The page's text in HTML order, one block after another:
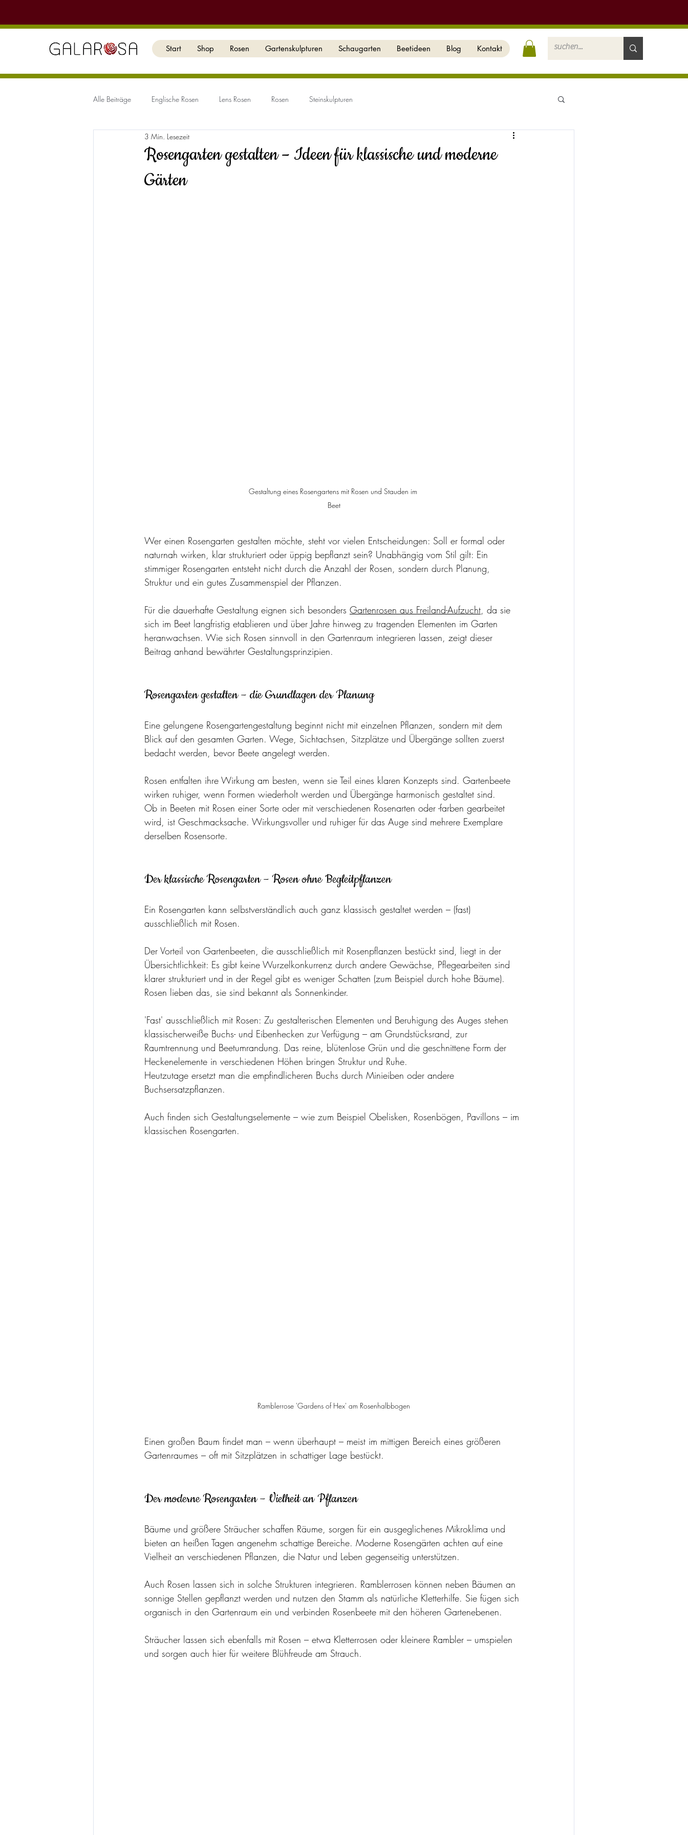
Start Shop Rosen Gartenskulpturen Schaugarten Beetideen Blog Kontakt
Alle Beiträge Englische Rosen Lens Rosen Rosen Steinskulpturen
Rosengarten gestalten – Ideen für klassische und moderne
Gärten
3 Min. Lesezeit
Gestaltung eines Rosengartens mit Rosen und Stauden im
Beet
Wer einen Rosengarten gestalten möchte, steht vor vielen Entscheidungen: Soll er formal oder
naturnah wirken, klar strukturiert oder üppig bepflanzt sein? Unabhängig vom Stil gilt: Ein
stimmiger Rosengarten entsteht nicht durch die Anzahl der Rosen, sondern durch Planung,
Struktur und ein gutes Zusammenspiel der Pflanzen.
Für die dauerhafte Gestaltung eignen sich besonders Gartenrosen aus Freiland-Aufzucht, da sie
sich im Beet langfristig etablieren und über Jahre hinweg zu tragenden Elementen im Garten
heranwachsen. Wie sich Rosen sinnvoll in den Gartenraum integrieren lassen, zeigt dieser
Beitrag anhand bewährter Gestaltungsprinzipien.
Rosengarten gestalten – die Grundlagen der Planung
Eine gelungene Rosengartengestaltung beginnt nicht mit einzelnen Pflanzen, sondern mit dem
Blick auf den gesamten Garten. Wege, Sichtachsen, Sitzplätze und Übergänge sollten zuerst
bedacht werden, bevor Beete angelegt werden.
Rosen entfalten ihre Wirkung am besten, wenn sie Teil eines klaren Konzepts sind. Gartenbeete
wirken ruhiger, wenn Formen wiederholt werden und Übergänge harmonisch gestaltet sind.
Ob in Beeten mit Rosen einer Sorte oder mit verschiedenen Rosenarten oder -farben gearbeitet
wird, ist Geschmacksache. Wirkungsvoller und ruhiger für das Auge sind mehrere Exemplare
derselben Rosensorte.
Der klassische Rosengarten – Rosen ohne Begleitpflanzen
Ein Rosengarten kann selbstverständlich auch ganz klassisch gestaltet werden – (fast)
ausschließlich mit Rosen.
Der Vorteil von Gartenbeeten, die ausschließlich mit Rosenpflanzen bestückt sind, liegt in der
Übersichtlichkeit: Es gibt keine Wurzelkonkurrenz durch andere Gewächse, Pflegearbeiten sind
klarer strukturiert und in der Regel gibt es weniger Schatten (zum Beispiel durch hohe Bäume).
Rosen lieben das, sie sind bekannt als Sonnenkinder.
'Fast' ausschließlich mit Rosen: Zu gestalterischen Elementen und Beruhigung des Auges stehen
klassischerweiße Buchs- und Eibenhecken zur Verfügung – am Grundstücksrand, zur
Raumtrennung und Beetumrandung. Das reine, blütenlose Grün und die geschnittene Form der
Heckenelemente in verschiedenen Höhen bringen Struktur und Ruhe.
Heutzutage ersetzt man die empfindlicheren Buchs durch Minieiben oder andere
Buchsersatzpflanzen.
Auch finden sich Gestaltungselemente – wie zum Beispiel Obelisken, Rosenbögen, Pavillons – im
klassischen Rosengarten.
Ramblerrose 'Gardens of Hex' am Rosenhalbbogen
Einen großen Baum findet man – wenn überhaupt – meist im mittigen Bereich eines größeren
Gartenraumes – oft mit Sitzplätzen in schattiger Lage bestückt.
Der moderne Rosengarten – Vielheit an Pflanzen
Bäume und größere Sträucher schaffen Räume, sorgen für ein ausgeglichenes Mikroklima und
bieten an heißen Tagen angenehm schattige Bereiche. Moderne Rosengärten achten auf eine
Vielheit an verschiedenen Pflanzen, die Natur und Leben gegenseitig unterstützen.
Auch Rosen lassen sich in solche Strukturen integrieren. Ramblerrosen können neben Bäumen an
sonnige Stellen gepflanzt werden und nutzen den Stamm als natürliche Kletterhilfe. Sie fügen sich
organisch in den Gartenraum ein und verbinden Rosenbeete mit den höheren Gartenebenen.
Sträucher lassen sich ebenfalls mit Rosen – etwa Kletterrosen oder kleinere Rambler – umspielen
und sorgen auch hier für weitere Blühfreude am Strauch.